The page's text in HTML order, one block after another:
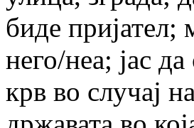
биде пријател;
него/неа; јас
крв во случај